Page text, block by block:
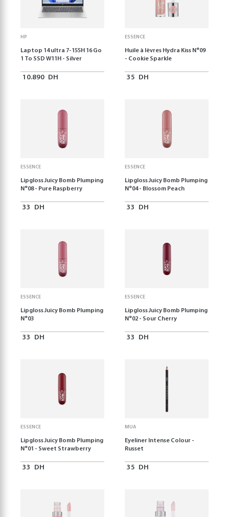
HP
Laptop 14 ultra 7-155H 16 Go
1 To SSD W11H - Silver
10.890 DH
ESSENCE
Huile à lèvres Hydra Kiss N°09
- Cookie Sparkle
35 DH
ESSENCE
Lipgloss Juicy Bomb Plumping
N°08 - Pure Raspberry
33 DH
ESSENCE
Lipgloss Juicy Bomb Plumping
N°04 - Blossom Peach
33 DH
ESSENCE
Lipgloss Juicy Bomb Plumping
N°03
33 DH
ESSENCE
Lipgloss Juicy Bomb Plumping
N°02 - Sour Cherry
33 DH
ESSENCE
Lipgloss Juicy Bomb Plumping
N°01 - Sweet Strawberry
33 DH
MUA
Eyeliner Intense Colour -
Russet
35 DH